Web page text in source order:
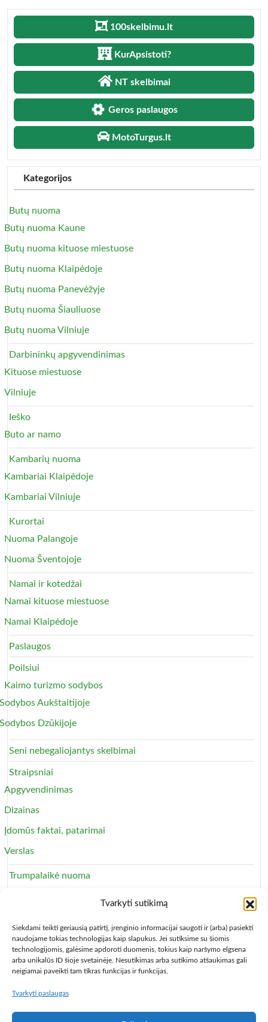
Tvarkyti sutikimą
Siekdami teikti geriausią patirtį, įrenginio informacijai saugoti ir (arba) pasiekti
naudojame tokias technologijas kaip slapukus. Jei sutiksime su šiomis
technologijomis, galėsime apdoroti duomenis, tokius kaip naršymo elgsena
arba unikalūs ID šioje svetainėje. Nesutikimas arba sutikimo atšaukimas gali
neigiamai paveikti tam tikras funkcijas ir funkcijas.
Tvarkyti paslaugas
100skelbimu.lt
KurApsistoti?
NT skelbimai
Geros paslaugos
MotoTurgus.lt
Kategorijos
Butų nuoma
Butų nuoma Kaune
Butų nuoma kituose miestuose
Butų nuoma Klaipėdoje
Butų nuoma Panevėžyje
Butų nuoma Šiauliuose
Butų nuoma Vilniuje
Darbininkų apgyvendinimas
Kituose miestuose
Vilniuje
Ieško
Buto ar namo
Kambarių nuoma
Kambariai Klaipėdoje
Kambariai Vilniuje
Kurortai
Nuoma Palangoje
Nuoma Šventojoje
Namai ir kotedžai
Namai kituose miestuose
Namai Klaipėdoje
Paslaugos
Poilsiui
Kaimo turizmo sodybos
Sodybos Aukštaitijoje
Sodybos Dzūkijoje
Seni nebegaliojantys skelbimai
Straipsniai
Apgyvendinimas
Dizainas
Įdomūs faktai, patarimai
Verslas
Trumpalaikė nuoma
Copyright © 2013 – 2026